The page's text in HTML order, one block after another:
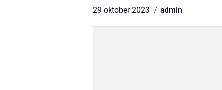
29 oktober 2023 admin